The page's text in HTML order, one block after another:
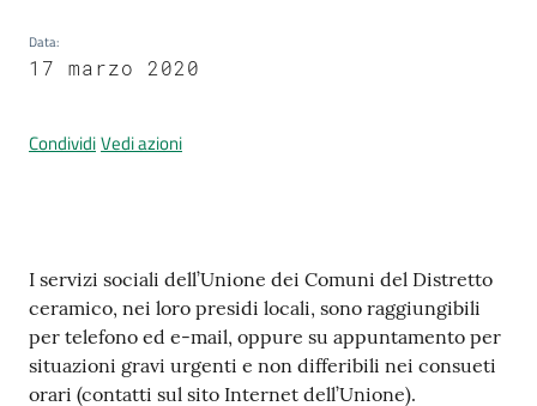
Prenotazione
appuntamenti
l
e
r
t
a
Data:
17 marzo 2020
CondividiVedi azioni
Contenuto
I servizi sociali dell’Unione dei Comuni del Distretto
ceramico, nei loro presidi locali, sono raggiungibili
per telefono ed e-mail, oppure su appuntamento per
situazioni gravi urgenti e non differibili nei consueti
orari (contatti sul sito Internet dell’Unione).